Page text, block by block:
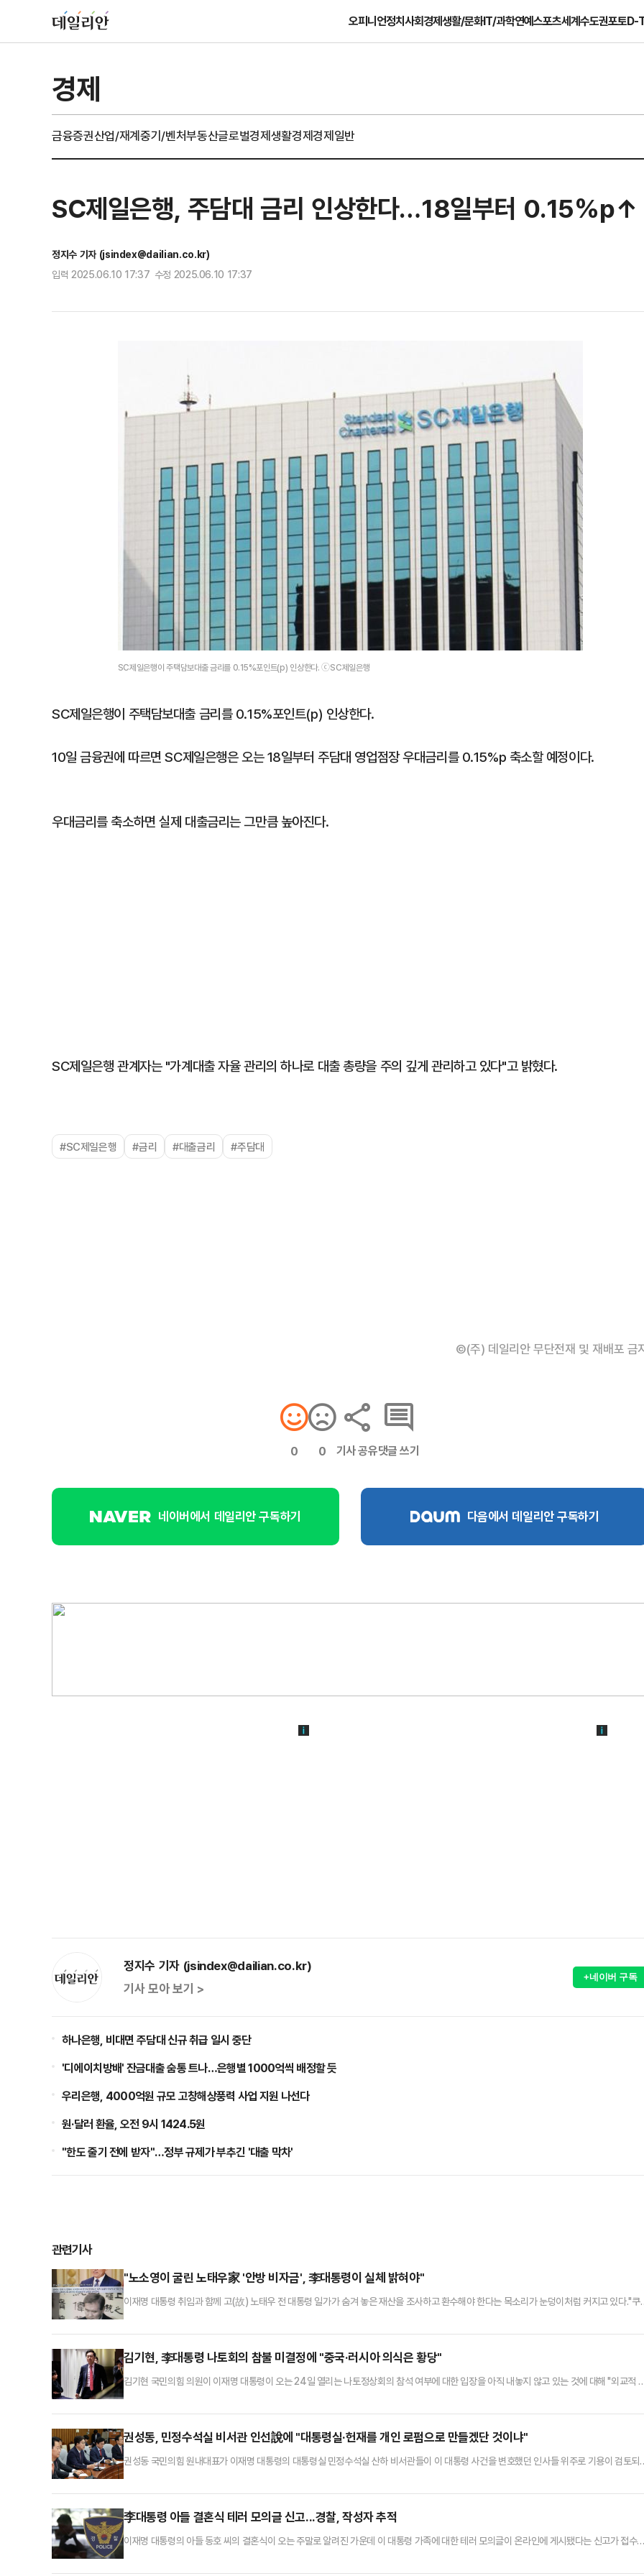
오피니언정치사회경제생활/문화IT/과학연예스포츠세계수도권포토D-
경제
금융증권산업/재계중기/벤처부동산글로벌경제생활경제경제일반
SC제일은행, 주담대 금리 인상한다…18일부터 0.15%p↑
정지수 기자 (jsindex@dailian.co.kr)
입력 2025.06.10 17:37 수정 2025.06.10 17:37
SC제일은행이 주택담보대출 금리를 0.15%포인트(p) 인상한다. ⓒSC제일은행
SC제일은행이 주택담보대출 금리를 0.15%포인트(p) 인상한다.
10일 금융권에 따르면 SC제일은행은 오는 18일부터 주담대 영업점장 우대금리를 0.15%p 축소할 예정이다.
우대금리를 축소하면 실제 대출금리는 그만큼 높아진다.
SC제일은행 관계자는 "가계대출 자율 관리의 하나로 대출 총량을 주의 깊게 관리하고 있다"고 밝혔다.
#SC제일은행 #금리 #대출금리 #주담대
©(주) 데일리안 무단전재 및 재배포 금
0 0 기사 공유댓글 쓰기
네이버에서 데일리안 구독하기 다음에서 데일리안 구독하기
정지수 기자 (jsindex@dailian.co.kr)
기사 모아 보기 >
+네이버 구독
하나은행, 비대면 주담대 신규 취급 일시 중단
'디에이치방배' 잔금대출 숨통 트나…은행별 1000억씩 배정할 듯
우리은행, 4000억원 규모 고창해상풍력 사업 지원 나선다
원·달러 환율, 오전 9시 1424.5원
"한도 줄기 전에 받자"…정부 규제가 부추긴 '대출 막차'
관련기사
"노소영이 굴린 노태우家 '안방 비자금', 李대통령이 실체 밝혀야"
이재명 대통령 취임과 함께 고(故) 노태우 전 대통령 일가가 숨겨 놓은 재산을 조사하고 환수해야 한다는 목소리가 눈덩이처럼 커지고 있다."쿠
확산되고 있는 것. 노 전 대통령의 비자금 논란은 노 전 대통령의 부인 김옥숙 여사와 딸 노소영 아트센터 나비 관장이 최태원 SK그룹 회장과의
김기현, 李대통령 나토회의 참불 미결정에 "중국·러시아 의식은 황당"
김기현 국민의힘 의원이 이재명 대통령이 오는 24일 열리는 나토정상회의 참석 여부에 대한 입장을 아직 내놓지 않고 있는 것에 대해 "외교적
라고 강조했다.김기현 의원은 10일 페이스북을 통해 "G7 정상회의에 참석키로 한 이재명 대통령의 결정은 바람직한 것이었다고 본다"면서도
권성동, 민정수석실 비서관 인선說에 "대통령실·헌재를 개인 로펌으로 만들겠단 것이냐"
권성동 국민의힘 원내대표가 이재명 대통령의 대통령실 민정수석실 산하 비서관들이 이 대통령 사건을 변호했던 인사들 위주로 기용이 검토되
에서 열린 원내대책회의에서 "지난 총선에서는 본인 사건의 변호인들에게 대거 공천장을 줘서 국회를 이재명 개인의 로펌으로 전락시키더니,
李대통령 아들 결혼식 테러 모의글 신고...경찰, 작성자 추적
이재명 대통령의 아들 동호 씨의 결혼식이 오는 주말로 알려진 가운데 이 대통령 가족에 대한 테러 모의글이 온라인에 게시됐다는 신고가 접수
취지의 신고를 받아 내사에 착수했다.해당 게시글은 SNS 내 '일거에 척결'이라는 주제의 카테고리에 게시된 것으로 알려졌다. 이 글에는 예식 장
1
[속보] '길이 1.5m' 안동 물놀
이 출몰…한때 시민 대피 소동
2
"편해서 매일 신었는데"...전문
'크록스'의 숨은 위험
3
송영길·김민석, '조희대 탄핵'
법사위원들 "즉시 대법관 제
4
[단독] 천하람, 국회의원 최초
2박 3일 '입소'…각개전투·야
5
'국장만 하라고?'…ISA 세제
'부글부글'